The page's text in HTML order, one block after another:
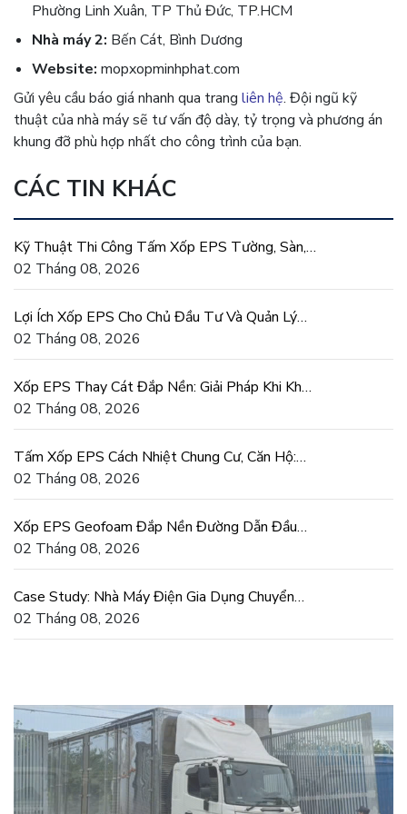
Phường Linh Xuân, TP Thủ Đức, TP.HCM
Nhà máy 2: Bến Cát, Bình Dương
Website: mopxopminhphat.com
Gửi yêu cầu báo giá nhanh qua trang liên hệ. Đội ngũ kỹ
thuật của nhà máy sẽ tư vấn độ dày, tỷ trọng và phương án
khung đỡ phù hợp nhất cho công trình của bạn.
CÁC TIN KHÁC
Kỹ Thuật Thi Công Tấm Xốp EPS Tường, Sàn,
Mái Đúng Chuẩn
02 Tháng 08, 2026
Lợi Ích Xốp EPS Cho Chủ Đầu Tư Và Quản Lý
Dự Án Xây Dựng
02 Tháng 08, 2026
Xốp EPS Thay Cát Đắp Nền: Giải Pháp Khi Khan
Hiếm Cát San Lấp
02 Tháng 08, 2026
Tấm Xốp EPS Cách Nhiệt Chung Cư, Căn Hộ:
Tiết Kiệm Điện Thật
02 Tháng 08, 2026
Xốp EPS Geofoam Đắp Nền Đường Dẫn Đầu
Cầu Chống Lún Lệch
02 Tháng 08, 2026
Case Study: Nhà Máy Điện Gia Dụng Chuyển
Sang Khuôn Xốp EPS
02 Tháng 08, 2026